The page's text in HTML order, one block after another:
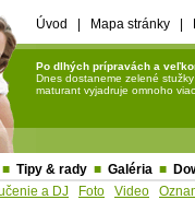
Úvod Mapa stránky
Po dlhých prípravách a
Dnes dostaneme zelené
maturant vyjadruje omnoho
■ Tipy & rady ■ Galéria ■
a DJ Foto Video